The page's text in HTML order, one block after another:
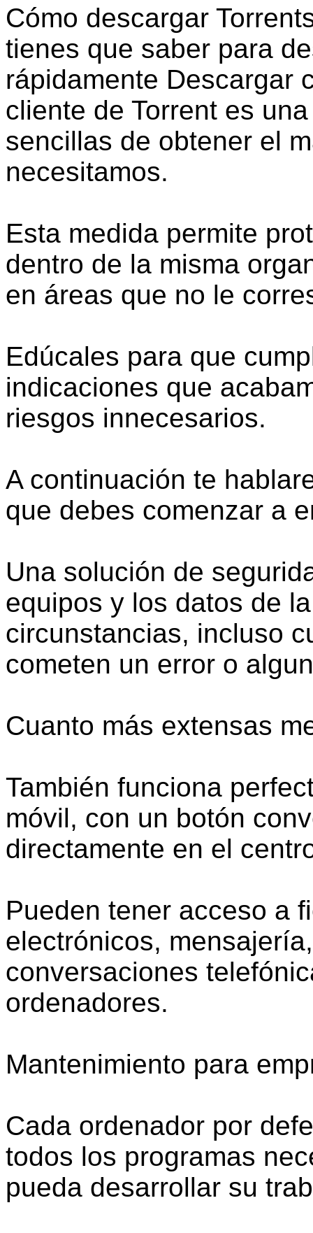
Cómo descargar
tienes que saber para
rápidamente Descargar
cliente de Torrent es
sencillas de obtener el
necesitamos.
Esta medida permite
dentro de la misma
en áreas que no le
Edúcales para que
indicaciones que
riesgos innecesarios.
A continuación te
que debes comenzar a
Una solución de
equipos y los datos de
circunstancias, incluso
cometen un error o
Cuanto más extensas
También funciona
móvil, con un botón
directamente en el
Pueden tener acceso a
electrónicos,
conversaciones
ordenadores.
Mantenimiento para
Cada ordenador por
todos los programas
pueda desarrollar su